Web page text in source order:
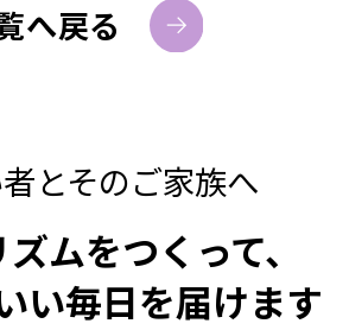
へ戻る
とそのご家族へ
ムをつくって、
い毎日を届けます